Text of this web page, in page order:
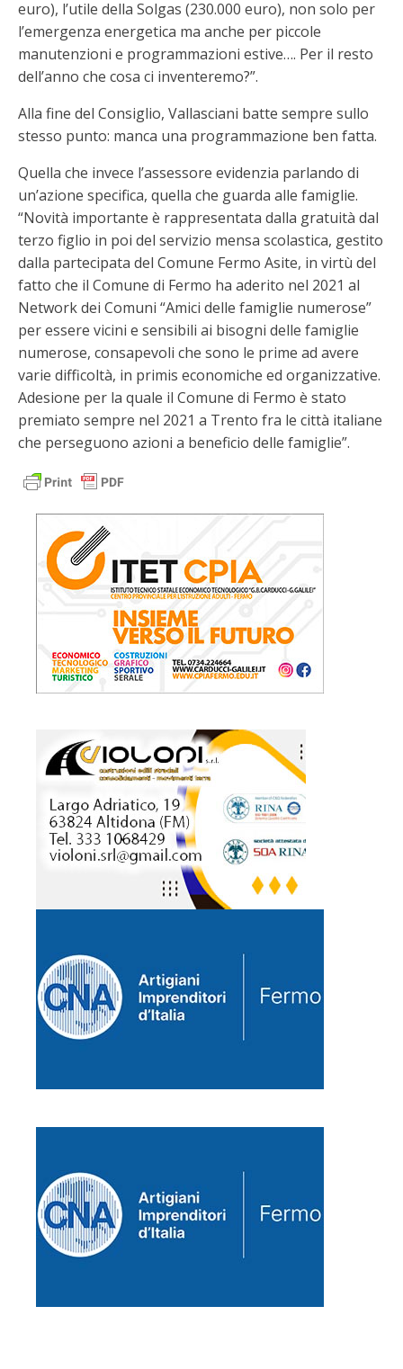
euro), l’utile della Solgas (230.000 euro), non solo per
l’emergenza energetica ma anche per piccole
manutenzioni e programmazioni estive…. Per il resto
dell’anno che cosa ci inventeremo?”.
Alla fine del Consiglio, Vallasciani batte sempre sullo
stesso punto: manca una programmazione ben fatta.
Quella che invece l’assessore evidenzia parlando di
un’azione specifica, quella che guarda alle famiglie.
“Novità importante è rappresentata dalla gratuità dal
terzo figlio in poi del servizio mensa scolastica, gestito
dalla partecipata del Comune Fermo Asite, in virtù del
fatto che il Comune di Fermo ha aderito nel 2021 al
Network dei Comuni “Amici delle famiglie numerose”
per essere vicini e sensibili ai bisogni delle famiglie
numerose, consapevoli che sono le prime ad avere
varie difficoltà, in primis economiche ed organizzative.
Adesione per la quale il Comune di Fermo è stato
premiato sempre nel 2021 a Trento fra le città italiane
che perseguono azioni a beneficio delle famiglie”.